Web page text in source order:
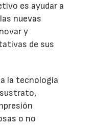
es ayudar a
nuevas
y
de sus
la tecnología
o no